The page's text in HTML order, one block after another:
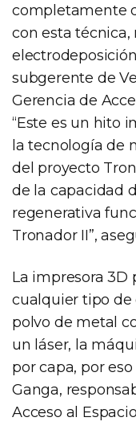
completamente
con esta
subgerente de
Gerencia de
“Este es un hito
la tecnología de
del proyecto
de la capacidad
regenerativa
Tronador II”,
La impresora 3D
cualquier tipo
polvo de metal
un láser, la
por capa, por
Ganga,
Acceso al